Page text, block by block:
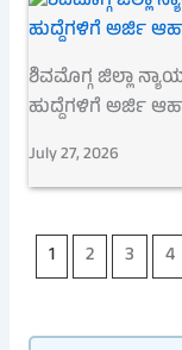
ಶಿವಮೊಗ್ಗ ಜಿಲ್ಲಾ
ಹುದ್ದೆಗಳಿಗೆ ಅರ್ಜಿ
July 27, 2026
1 2 3 4